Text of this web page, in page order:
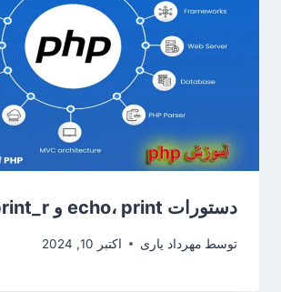
دستورات echo، print و print_r در PHP
توسط مهرداد یاری اکتبر 10, 2024